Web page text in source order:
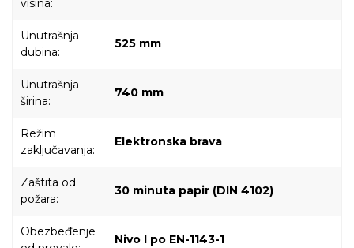
visina:
Unutrašnja
dubina:
525 mm
Unutrašnja
širina:
740 mm
Režim
zaključavanja:
Elektronska brava
Zaštita od
požara:
30 minuta papir (DIN 4102)
Obezbeđenje
Nivo I po EN-1143-1